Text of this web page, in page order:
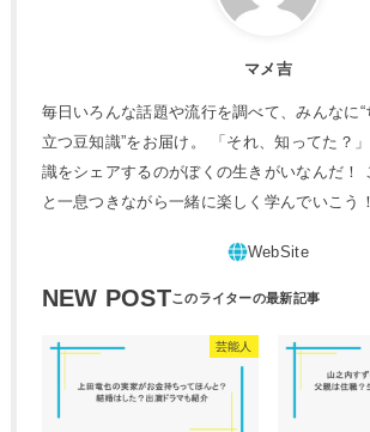
マメ吉
毎日いろんな話題や流行を調べて、みんなに“
立つ豆知識”をお届け。 「それ、知ってた？
識をシェアするのがぼくの生きがいなんだ！
と一息つきながら一緒に楽しく学んでいこう！
NEW POST
芸能人